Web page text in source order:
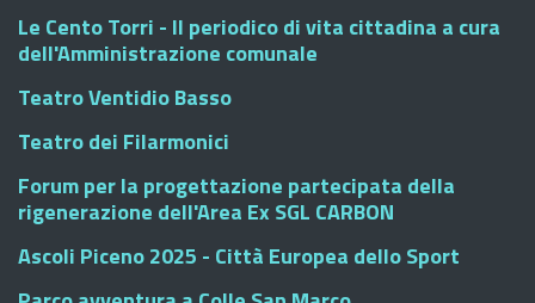
Le Cento Torri - Il periodico di vita cittadina a cura
dell'Amministrazione comunale
Teatro Ventidio Basso
Teatro dei Filarmonici
Forum per la progettazione partecipata della
rigenerazione dell'Area Ex SGL CARBON
Ascoli Piceno 2025 - Città Europea dello Sport